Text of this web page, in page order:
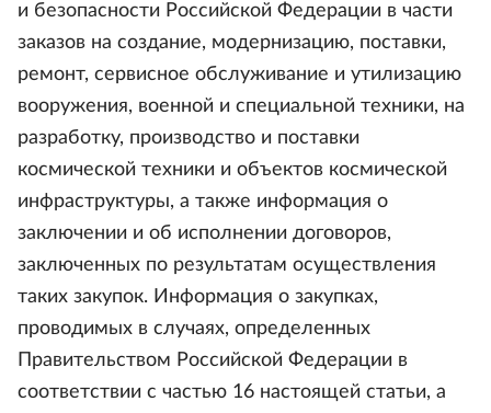
и безопасности Российской Федерации в части
заказов на создание, модернизацию, поставки,
ремонт, сервисное обслуживание и утилизацию
вооружения, военной и специальной техники, на
разработку, производство и поставки
космической техники и объектов космической
инфраструктуры, а также информация о
заключении и об исполнении договоров,
заключенных по результатам осуществления
таких закупок. Информация о закупках,
проводимых в случаях, определенных
Правительством Российской Федерации в
соответствии с частью 16 настоящей статьи, а